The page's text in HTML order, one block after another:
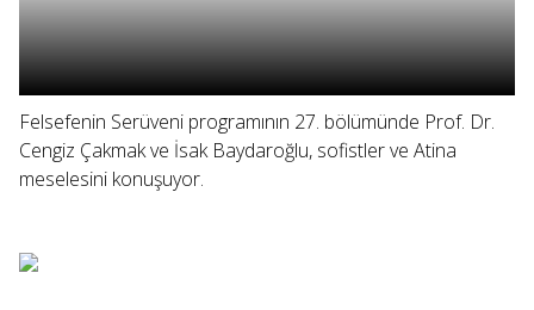
Felsefenin Serüveni programının 27. bölümünde Prof. Dr.
Cengiz Çakmak ve İsak Baydaroğlu, sofistler ve Atina
meselesini konuşuyor.